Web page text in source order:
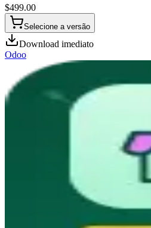
$499.00
Selecione a versão
Download imediato
Odoo